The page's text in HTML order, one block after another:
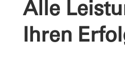
Alle
Ihren